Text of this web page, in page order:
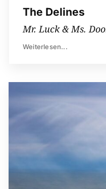
The Delines
Mr. Luck & Ms.
Weiterlesen...